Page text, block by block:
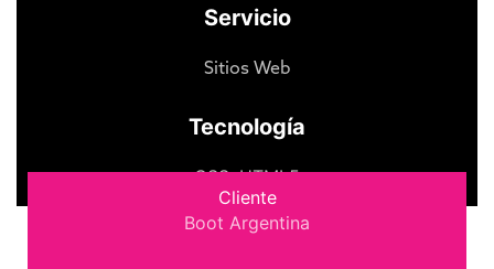
Servicio
Sitios Web
Tecnología
CSS,HTML5
Cliente
Boot Argentina